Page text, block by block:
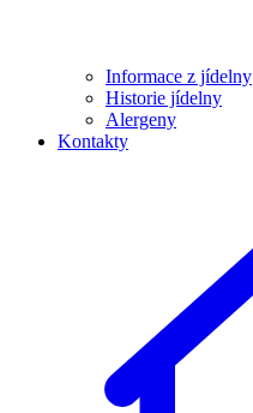
Informace z jídelny
Historie jídelny
Alergeny
Kontakty